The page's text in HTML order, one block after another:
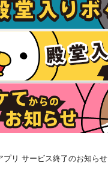
プリ サービス終了のお知らせ